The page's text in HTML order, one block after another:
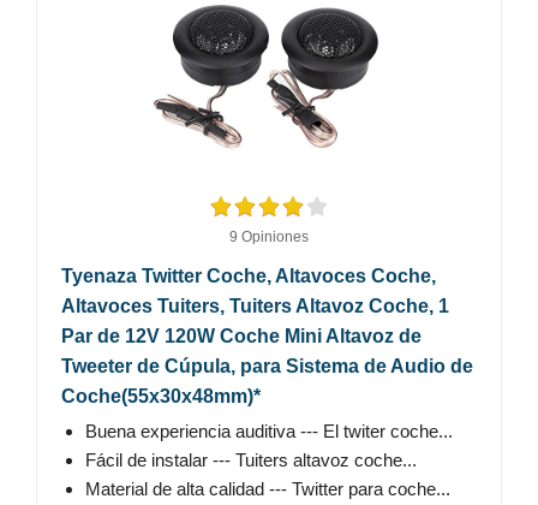
9 Opiniones
Tyenaza Twitter Coche, Altavoces Coche,
Altavoces Tuiters, Tuiters Altavoz Coche, 1
Par de 12V 120W Coche Mini Altavoz de
Tweeter de Cúpula, para Sistema de Audio de
Coche(55x30x48mm)*
Buena experiencia auditiva --- El twiter coche...
Fácil de instalar --- Tuiters altavoz coche...
Material de alta calidad --- Twitter para coche...